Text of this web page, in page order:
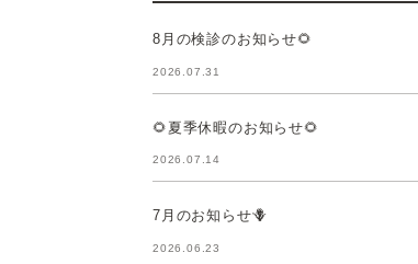
8月の検診のお知らせ🌻
2026.07.31
🌻夏季休暇のお知らせ🌻
2026.07.14
7月のお知らせ🪻
2026.06.23